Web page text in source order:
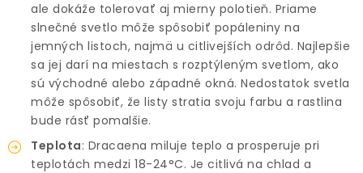
ale dokáže tolerovať aj mierny polotieň. Priame
slnečné svetlo môže spôsobiť popáleniny na
jemných listoch, najmä u citlivejších odrôd. Najlepšie
sa jej darí na miestach s rozptýleným svetlom, ako
sú východné alebo západné okná. Nedostatok svetla
môže spôsobiť, že listy stratia svoju farbu a rastlina
bude rásť pomalšie.
Teplota: Dracaena miluje teplo a prosperuje pri
teplotách medzi 18-24°C. Je citlivá na chlad a